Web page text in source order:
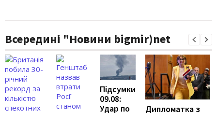
Всередині "Новини bigmir)net
Підсумки
09.08:
Удар по
Дипломатка з